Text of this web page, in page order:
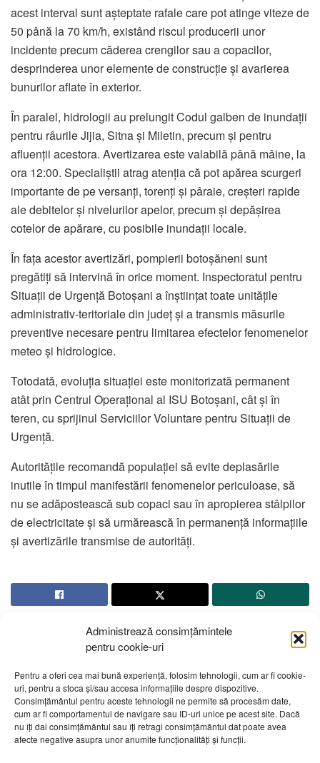
Administrează consimțămintele
pentru cookie-uri
Pentru a oferi cea mai bună experiență, folosim tehnologii, cum ar fi cookie-
uri, pentru a stoca și/sau accesa informațiile despre dispozitive.
Consimțământul pentru aceste tehnologii ne permite să procesăm date,
cum ar fi comportamentul de navigare sau ID-uri unice pe acest site. Dacă
nu îți dai consimțământul sau îți retragi consimțământul dat poate avea
afecte negative asupra unor anumite funcționalități și funcții.
acest interval sunt așteptate rafale care pot atinge viteze de
50 până la 70 km/h, existând riscul producerii unor
incidente precum căderea crengilor sau a copacilor,
desprinderea unor elemente de construcție și avarierea
bunurilor aflate în exterior.
În paralel, hidrologii au prelungit Codul galben de inundații
pentru râurile Jijia, Sitna și Miletin, precum și pentru
afluenții acestora. Avertizarea este valabilă până mâine, la
ora 12:00. Specialiștii atrag atenția că pot apărea scurgeri
importante de pe versanți, torenți și pâraie, creșteri rapide
ale debitelor și nivelurilor apelor, precum și depășirea
cotelor de apărare, cu posibile inundații locale.
În fața acestor avertizări, pompierii botoșăneni sunt
pregătiți să intervină în orice moment. Inspectoratul pentru
Situații de Urgență Botoșani a înștiințat toate unitățile
administrativ-teritoriale din județ și a transmis măsurile
preventive necesare pentru limitarea efectelor fenomenelor
meteo și hidrologice.
Totodată, evoluția situației este monitorizată permanent
atât prin Centrul Operațional al ISU Botoșani, cât și în
teren, cu sprijinul Serviciilor Voluntare pentru Situații de
Urgență.
Autoritățile recomandă populației să evite deplasările
inutile în timpul manifestării fenomenelor periculoase, să
nu se adăpostească sub copaci sau în apropierea stâlpilor
de electricitate și să urmărească în permanență informațiile
și avertizările transmise de autorități.
Despre noi Publicitate Contact
Politică de confidențialitate
Cod Deontologic
Grila de programe
Daca sunteti martorul unor evenimente importante vă rugăm